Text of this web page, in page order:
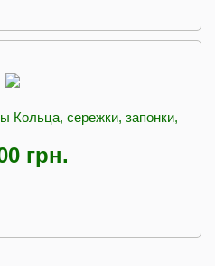
сережки, запонки,
грн.